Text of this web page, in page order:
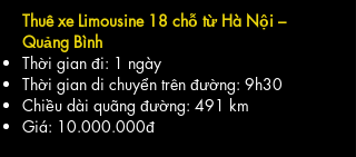
Thuê xe Limousine 18 chỗ từ Hà Nội –
Quảng Bình
Thời gian đi: 1 ngày
Thời gian di chuyển trên đường: 9h30
Chiều dài quãng đường: 491 km
Giá: 10.000.000đ